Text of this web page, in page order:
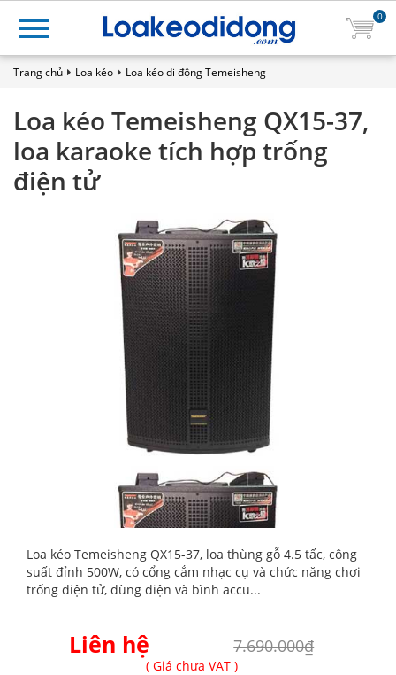
0
Trang chủ Loa kéo Loa kéo di động Temeisheng
Loa kéo Temeisheng QX15-37,
loa karaoke tích hợp trống
điện tử
Loa kéo Temeisheng QX15-37, loa thùng gỗ 4.5 tấc, công
suất đỉnh 500W, có cổng cắm nhạc cụ và chức năng chơi
trống điện tử, dùng điện và bình accu...
Liên hệ 7.690.000₫
( Giá chưa VAT )